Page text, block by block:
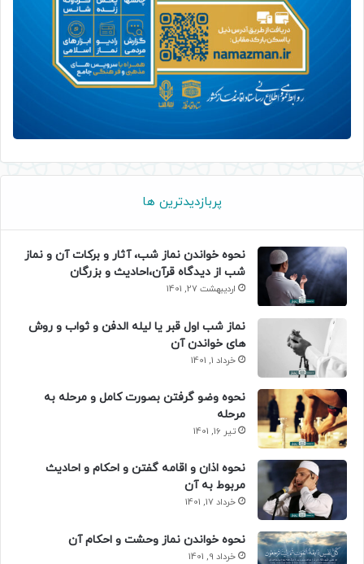
پربازدیدترین ها
نحوه خواندن نماز شب، آثار و برکات آن و نماز
شب از دیدگاه قرآن،احادیث و بزرگان
اردیبهشت 27, 1401
نماز شب اول قبر یا لیله الدفن و ثواب و روش
های خواندن آن
خرداد 1, 1401
نحوه وضو گرفتن بصورت کامل و مرحله به
مرحله
تیر 16, 1401
نحوه اذان و اقامه گفتن و احکام و احادیث
مربوط به آن
خرداد 17, 1401
نحوه خواندن نماز وحشت و احکام آن
خرداد 9, 1401